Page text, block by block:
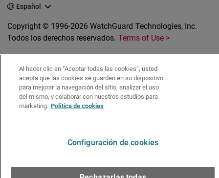
Español
Copyright © 1996-2026 WatchGuard Technologies, Inc.
Todos los derechos reservados. Terms of Use >
Al hacer clic en “Aceptar todas las cookies”, usted
acepta que las cookies se guarden en su dispositivo
para mejorar la navegación del sitio, analizar el uso
del mismo, y colaborar con nuestros estudios para
marketing. Política de cookies
Configuración de cookies